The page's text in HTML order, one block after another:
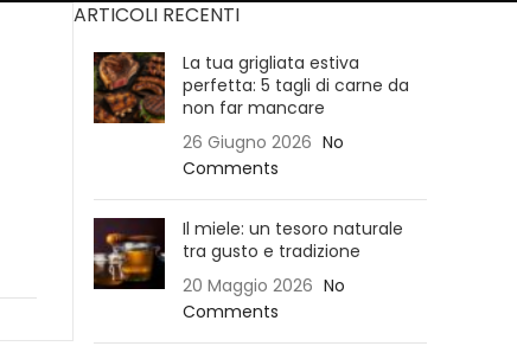
ARTICOLI RECENTI
La tua grigliata estiva
perfetta: 5 tagli di carne da
non far mancare
26 Giugno 2026 No
Comments
Il miele: un tesoro naturale
tra gusto e tradizione
20 Maggio 2026 No
Comments